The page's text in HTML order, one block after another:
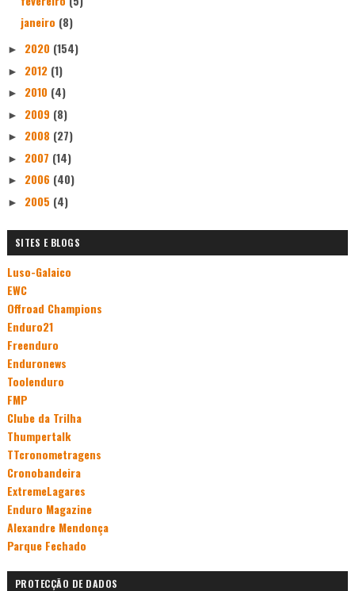
janeiro (8)
► 2020 (154)
► 2012 (1)
► 2010 (4)
► 2009 (8)
► 2008 (27)
► 2007 (14)
► 2006 (40)
► 2005 (4)
SITES E BLOGS
Luso-Galaico
EWC
Offroad Champions
Enduro21
Freenduro
Enduronews
Toolenduro
FMP
Clube da Trilha
Thumpertalk
TTcronometragens
Cronobandeira
ExtremeLagares
Enduro Magazine
Alexandre Mendonça
Parque Fechado
PROTECÇÃO DE DADOS